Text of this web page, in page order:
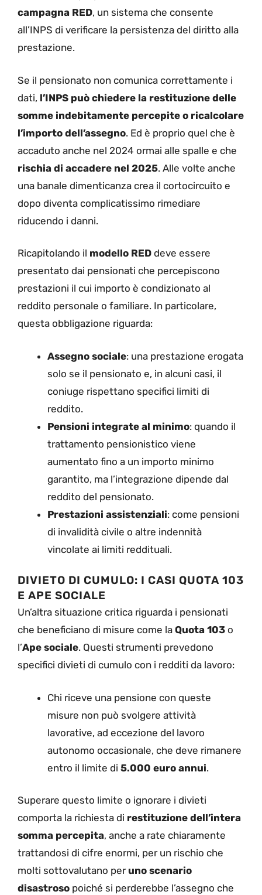
campagna RED, un sistema che consente
all’INPS di verificare la persistenza del diritto alla
prestazione.
Se il pensionato non comunica correttamente i
dati, l’INPS può chiedere la restituzione delle
somme indebitamente percepite o ricalcolare
l’importo dell’assegno. Ed è proprio quel che è
accaduto anche nel 2024 ormai alle spalle e che
rischia di accadere nel 2025. Alle volte anche
una banale dimenticanza crea il cortocircuito e
dopo diventa complicatissimo rimediare
riducendo i danni.
Ricapitolando il modello RED deve essere
presentato dai pensionati che percepiscono
prestazioni il cui importo è condizionato al
reddito personale o familiare. In particolare,
questa obbligazione riguarda:
Assegno sociale: una prestazione erogata
solo se il pensionato e, in alcuni casi, il
coniuge rispettano specifici limiti di
reddito.
Pensioni integrate al minimo: quando il
trattamento pensionistico viene
aumentato fino a un importo minimo
garantito, ma l’integrazione dipende dal
reddito del pensionato.
Prestazioni assistenziali: come pensioni
di invalidità civile o altre indennità
vincolate ai limiti reddituali.
DIVIETO DI CUMULO: I CASI QUOTA 103
E APE SOCIALE
Un’altra situazione critica riguarda i pensionati
che beneficiano di misure come la Quota 103 o
l’Ape sociale. Questi strumenti prevedono
specifici divieti di cumulo con i redditi da lavoro:
Chi riceve una pensione con queste
misure non può svolgere attività
lavorative, ad eccezione del lavoro
autonomo occasionale, che deve rimanere
entro il limite di 5.000 euro annui.
Superare questo limite o ignorare i divieti
comporta la richiesta di restituzione dell’intera
somma percepita, anche a rate chiaramente
trattandosi di cifre enormi, per un rischio che
molti sottovalutano per uno scenario
disastroso poiché si perderebbe l’assegno che